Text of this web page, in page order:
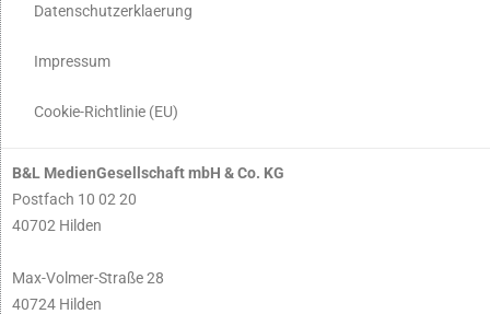
Datenschutzerklaerung
Impressum
Cookie-Richtlinie (EU)
B&L MedienGesellschaft mbH & Co. KG
Postfach 10 02 20
40702 Hilden
Max-Volmer-Straße 28
40724 Hilden